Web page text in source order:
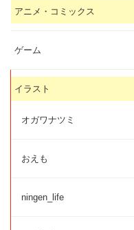
アニメ・コミックス
ゲーム
イラスト
オガワナツミ
おえも
ningen_life